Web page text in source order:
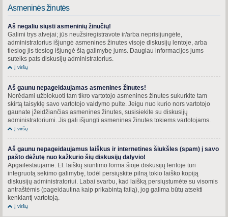
Asmeninės žinutės
Aš negaliu siųsti asmeninių žinučių!
Galimi trys atvejai; jūs neužsiregistravote ir/arba neprisijungėte,
administratorius išjungė asmenines žinutes visoje diskusijų lentoje, arba
tiesiog jis tiesiog išjungė šią galimybę jums. Daugiau informacijos jums
suteiks pats diskusijų administratorius.
Į viršų
Aš gaunu nepageidaujamas asmenines žinutes!
Norėdami užblokuoti tam tikro vartotojo asmenines žinutes sukurkite tam
skirtą taisyklę savo vartotojo valdymo pulte. Jeigu nuo kurio nors vartotojo
gaunate įžeidžiančias asmenines žinutes, susisiekite su diskusijų
administratoriumi. Jis gali išjungti asmenines žinutes tokiems vartotojams.
Į viršų
Aš gaunu nepageidaujamus laiškus ir internetines šiukšles (spam) į savo
pašto dėžutę nuo kažkurio šių diskusijų dalyvio!
Apgailestaujame. El. laiškų siuntimo forma šioje diskusijų lentoje turi
integruotą sekimo galimybę, todėl persiųskite pilną tokio laiško kopiją
diskusijų administratoriui. Labai svarbu, kad laišką persiųstumėte su visomis
antraštėmis (pageidautina kaip prikabintą failą), jog galima būtų atsekti
kenkiantį vartotoją.
Į viršų